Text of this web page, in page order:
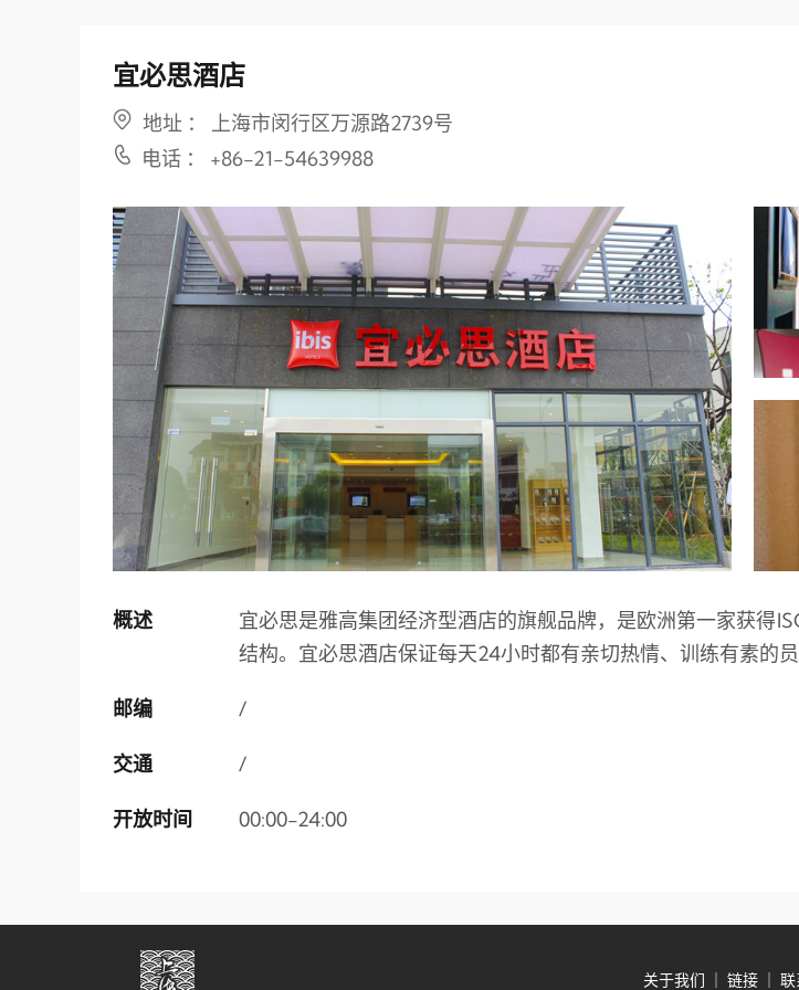
宜必思酒店
地址 ： 上海市闵行区万源路2739号
电话 ： +86-21-54639988
概述
宜必思是雅高集团经济型酒店的旗舰品牌，是欧洲第一家获得
结构。宜必思酒店保证每天24小时都有亲切热情、训练有素的员
邮编 /
交通 /
开放时间 00:00-24:00
关于我们 链接 联